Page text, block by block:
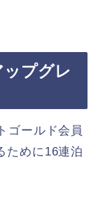
プグレ
ゴールド会員
ために16連泊